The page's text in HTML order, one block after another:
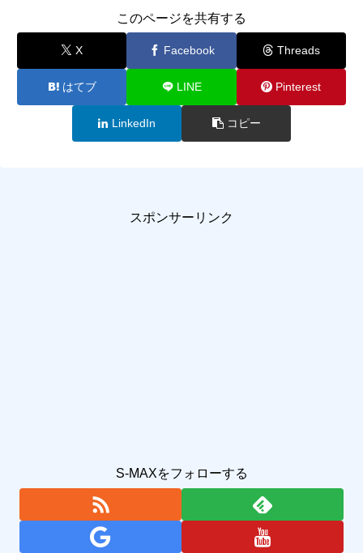
このページを共有する
X Facebook Threads
はてブ LINE Pinterest
LinkedIn コピー
スポンサーリンク
S-MAXをフォローする